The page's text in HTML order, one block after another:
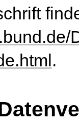
.